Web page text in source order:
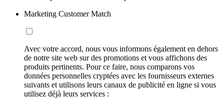
Marketing Customer Match
Avec votre accord, nous vous informons également en dehors
de notre site web sur des promotions et vous affichons des
produits pertinents. Pour ce faire, nous comparons vos
données personnelles cryptées avec les fournisseurs externes
suivants et utilisons leurs canaux de publicité en ligne si vous
utilisez déjà leurs services :